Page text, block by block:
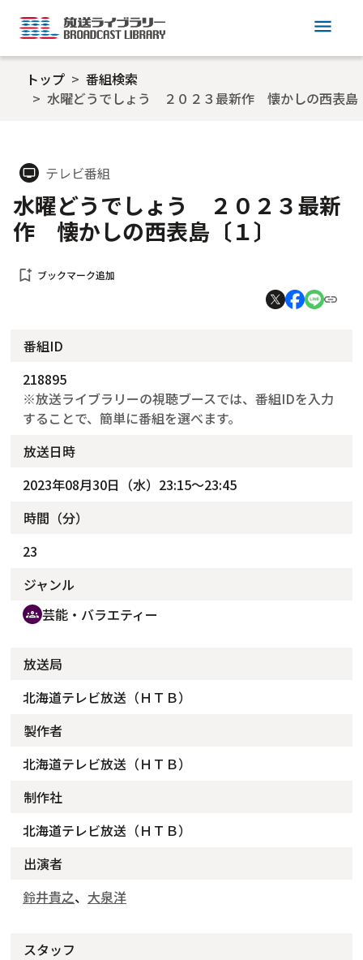
menu
トップ
番組検索
水曜どうでしょう ２０２３最新作 懐かしの西表島
tv テレビ番組
水曜どうでしょう ２０２３最新
作 懐かしの西表島〔１〕
bookmark_add ブックマーク追加
番組ID
218895
※放送ライブラリーの視聴ブースでは、番組IDを入力
することで、簡単に番組を選べます。
放送日時
2023年08月30日（水）23:15～23:45
時間（分）
23
ジャンル
groups 芸能・バラエティー
放送局
北海道テレビ放送（ＨＴＢ）
製作者
北海道テレビ放送（ＨＴＢ）
制作社
北海道テレビ放送（ＨＴＢ）
出演者
鈴井貴之、 大泉洋
スタッフ